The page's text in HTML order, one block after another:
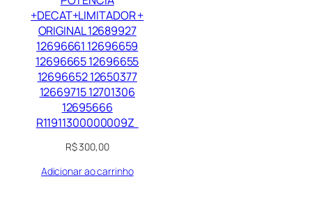
+DECAT+LIMITADOR +
ORIGINAL 12689927
12696661 12696659
12696665 12696655
12696652 12650377
12669715 12701306
12695666
R11911300000009Z
R$300,00
Adicionar ao carrinho